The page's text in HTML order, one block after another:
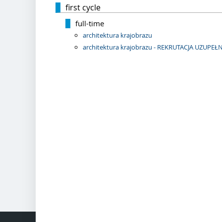
first cycle
full-time
architektura krajobrazu
architektura krajobrazu - REKRUTACJA